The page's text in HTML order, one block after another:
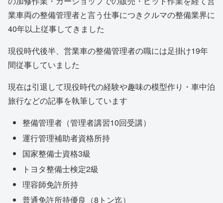
業車両の整備管理者と言う仕事につきクルマの整備業界に
40年以上従事してきました
現役時代後半、営業車の整備管理者の職には足掛け19年
間従事していました
現在は引退して現役時代の経験や趣味の模型作り・車中泊
旅行などの記事を執筆しています
整備管理者（管理者講習10回受講）
運行管理補助者資格所持
国家整備士資格3級
トヨタ整備士検定2級
理容師免許所持
普通免許所持優良（8トン迄）